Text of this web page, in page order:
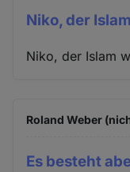
Niko, der
Niko, der Islam
Roland Weber
Es besteht